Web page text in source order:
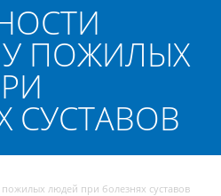
ПОЖИЛЫХ
СУСТАВОВ
людей при болезнях суставов